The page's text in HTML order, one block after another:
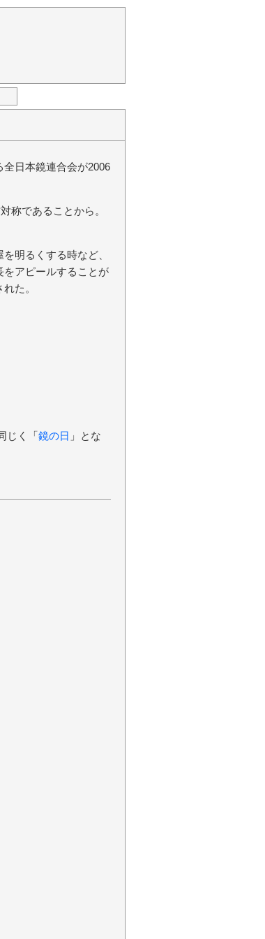
日本鏡連合会が2006
称であることから。
明るくする時など、
アピールすることが
た。
じく「鏡の日 」とな